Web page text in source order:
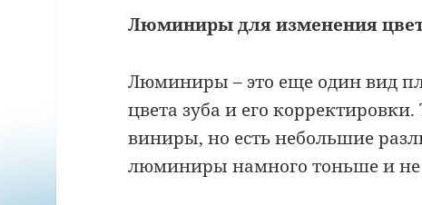
Люминиры для изменения
Люминиры – это еще один вид
цвета зуба и его
виниры, но есть небольшие
люминиры намного тоньше и не